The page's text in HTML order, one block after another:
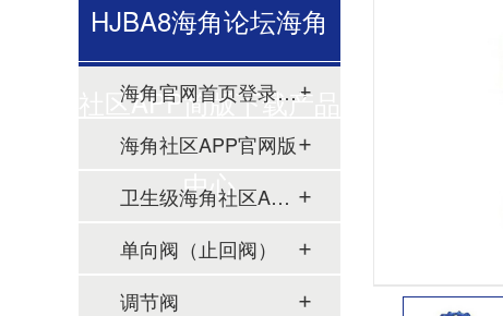
HJBA8海角论坛海角
社区APP简版下载产品
中心
海角官网首页登录入口
海角社区APP官网版
卫生级海角社区APP简版下载
单向阀（止回阀）
调节阀